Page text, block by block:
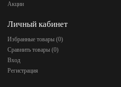
Акции
Личный кабинет
Избранные товары (0)
Сравнить товары (0)
Вход
Регистрация